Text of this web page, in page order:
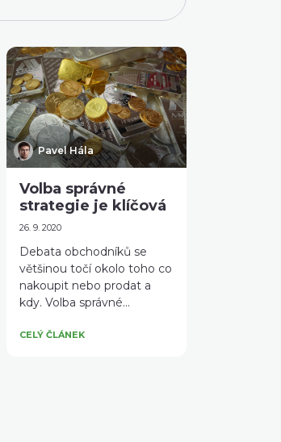
Pavel Hála
Volba správné
strategie je klíčová
26. 9. 2020
Debata obchodníků se
většinou točí okolo toho co
nakoupit nebo prodat a
kdy. Volba správné...
CELÝ ČLÁNEK